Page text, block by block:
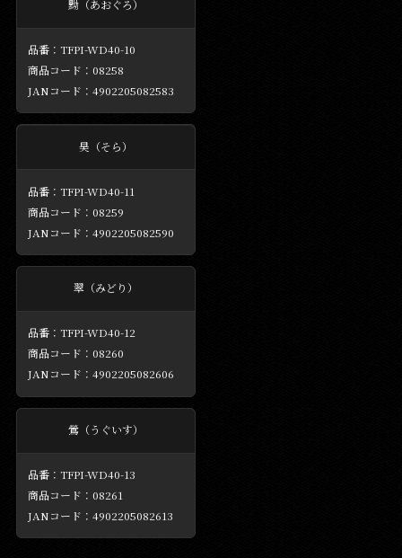
黝（あおぐろ）
TFPI-WD40-10
08258
4902205082583
昊（そら）
TFPI-WD40-11
08259
4902205082590
翠（みどり）
TFPI-WD40-12
08260
4902205082606
鶯（うぐいす）
TFPI-WD40-13
08261
4902205082613